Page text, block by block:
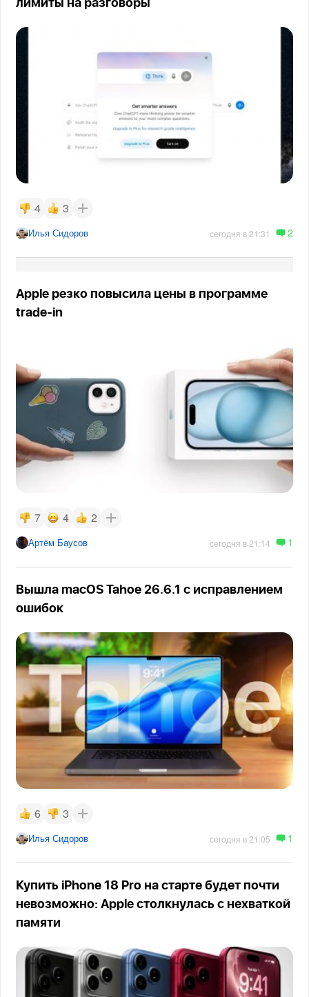
лимиты на разговоры
4 3
Илья Сидоров сегодня в 21:31 2
Apple резко повысила цены в программе
trade-in
7 4 2
Артём Баусов сегодня в 21:14 1
Вышла macOS Tahoe 26.6.1 с исправлением
ошибок
6 3
Илья Сидоров сегодня в 21:05 1
Купить iPhone 18 Pro на старте будет почти
невозможно: Apple столкнулась с нехваткой
памяти